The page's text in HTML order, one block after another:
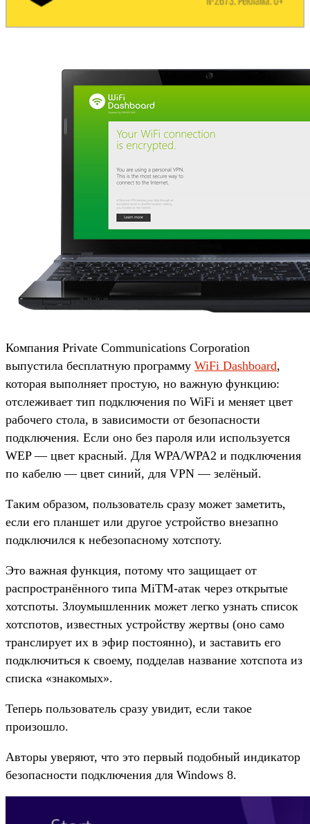
Компания Private Communications Corporation
выпустила бесплатную программу WiFi Dashboard,
которая выполняет простую, но важную функцию:
отслеживает тип подключения по WiFi и меняет цвет
рабочего стола, в зависимости от безопасности
подключения. Если оно без пароля или используется
WEP — цвет красный. Для WPA/WPA2 и подключения
по кабелю — цвет синий, для VPN — зелёный.
Таким образом, пользователь сразу может заметить,
если его планшет или другое устройство внезапно
подключился к небезопасному хотспоту.
Это важная функция, потому что защищает от
распространённого типа MiTM-атак через открытые
хотспоты. Злоумышленник может легко узнать список
хотспотов, известных устройству жертвы (оно само
транслирует их в эфир постоянно), и заставить его
подключиться к своему, подделав название хотспота из
списка «знакомых».
Теперь пользователь сразу увидит, если такое
произошло.
Авторы уверяют, что это первый подобный индикатор
безопасности подключения для Windows 8.